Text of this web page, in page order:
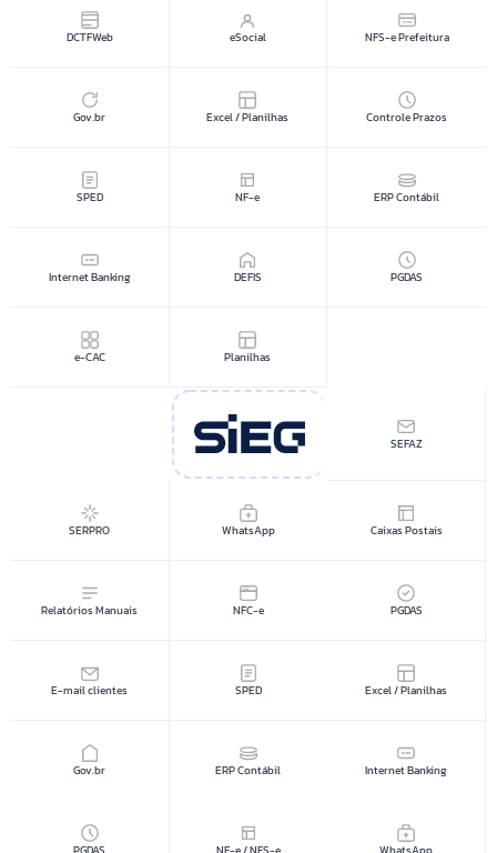
DCTFWeb eSocial NFS-e Prefeitura
Gov.br Excel / Planilhas Controle Prazos
SPED NF-e ERP Contábil
Internet Banking DEFIS PGDAS
e-CAC Planilhas
SEFAZ
SERPRO WhatsApp Caixas Postais
Relatórios Manuais NFC-e PGDAS
E-mail clientes SPED Excel / Planilhas
Gov.br ERP Contábil Internet Banking